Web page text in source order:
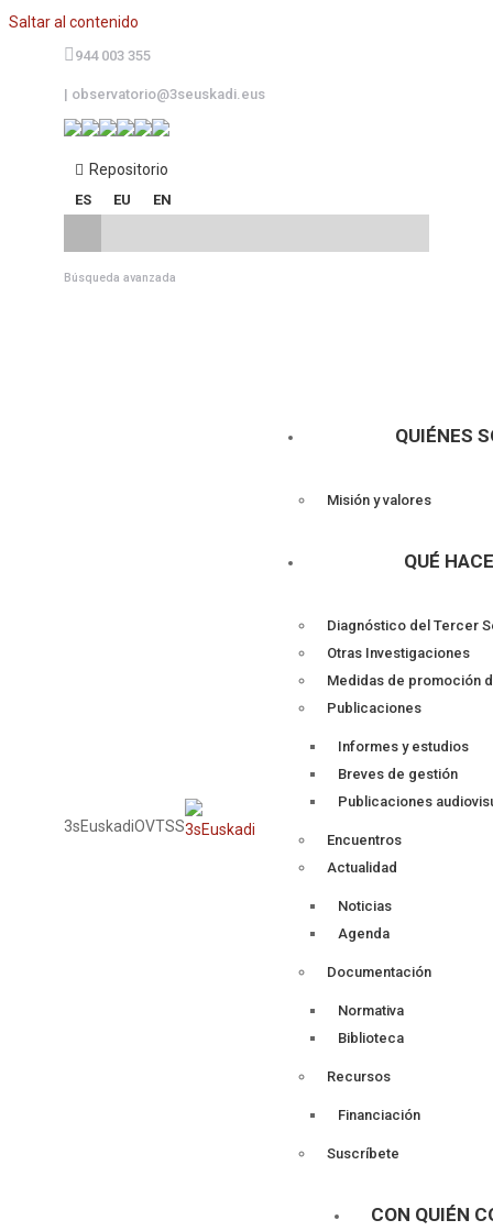
Saltar al contenido
944 003 355
| observatorio@3seuskadi.eus
Repositorio
ES EU EN
Búsqueda avanzada
3sEuskadiOVTSS
QUIÉNES
Misión y valores
QUÉ
Diagnóstico del Tercer
Otras Investigaciones
Medidas de promoción
Publicaciones
Informes y estudios
Breves de gestión
Publicaciones
Encuentros
Actualidad
Noticias
Agenda
Documentación
Normativa
Biblioteca
Recursos
Financiación
Suscríbete
CON QUIÉN